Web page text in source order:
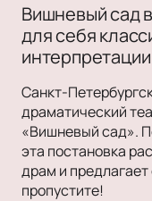
Вишневый сад
для себя
Санкт-
драматический
«Вишневый сад».
эта постановка
драм и
пропустите!